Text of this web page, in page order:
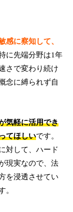
感に察知して、
に先端分野は1年
さで変わり続け
念に縛られず自
気軽に活用でき
てほしいです。
対して、ハード
現実なので、法
を浸透させてい
。